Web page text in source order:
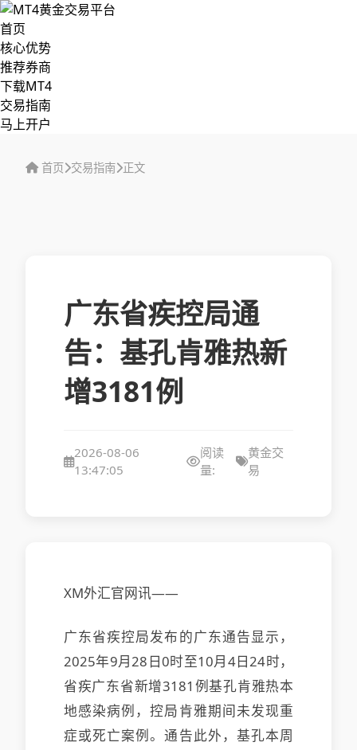
首页
核心优势
推荐券商
下载MT4
交易指南
马上开户
首页 交易指南 正文
广东省疾控局通
告：基孔肯雅热新
增3181例
2026-08-06
13:47:05
阅读
量:
黄金交
易
XM外汇官网讯——
广东省疾控局发布的广东通告显示，
2025年9月28日0时至10月4日24时，
省疾广东省新增3181例基孔肯雅热本
地感染病例，控局肯雅期间未发现重
症或死亡案例。通告此外，基孔本周